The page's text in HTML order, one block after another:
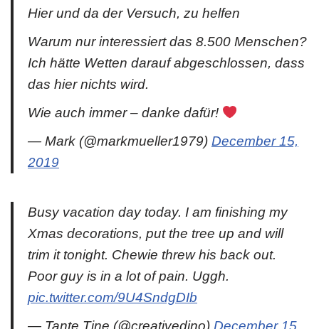
Hier und da der Versuch, zu helfen
Warum nur interessiert das 8.500 Menschen?
Ich hätte Wetten darauf abgeschlossen, dass
das hier nichts wird.
Wie auch immer – danke dafür!
— Mark (@markmueller1979) December 15,
2019
Busy vacation day today. I am finishing my
Xmas decorations, put the tree up and will
trim it tonight. Chewie threw his back out.
Poor guy is in a lot of pain. Uggh.
pic.twitter.com/9U4SndgDIb
— Tante Tine (@creativedino) December 15,